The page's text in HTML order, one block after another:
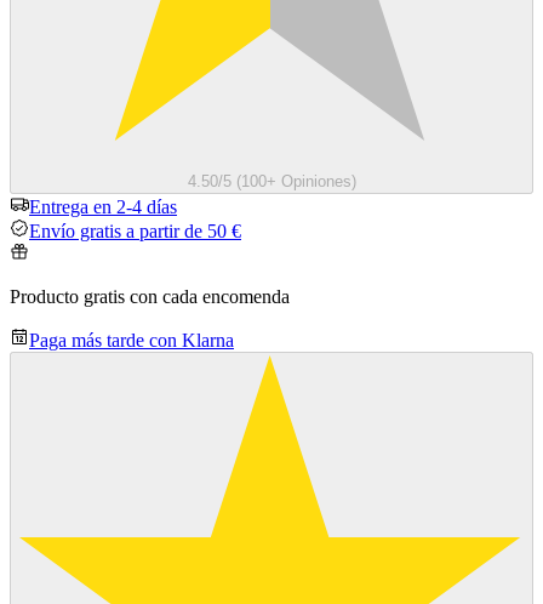
4.50/5 (100+ Opiniones)
Entrega en 2-4 días
Envío gratis a partir de 50 €
Producto gratis con cada encomenda
Paga más tarde con Klarna